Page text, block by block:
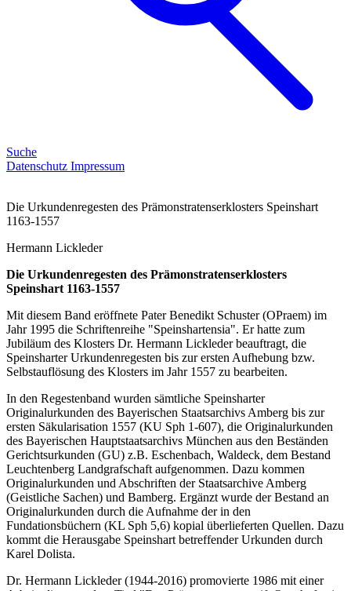
Suche
Datenschutz Impressum
Die Urkundenregesten des Prämonstratenserklosters Speinshart
1163-1557
Hermann Lickleder
Die Urkundenregesten des Prämonstratenserklosters
Speinshart 1163-1557
Mit diesem Band eröffnete Pater Benedikt Schuster (OPraem) im
Jahr 1995 die Schriftenreihe "Speinshartensia". Er hatte zum
Jubiläum des Klosters Dr. Hermann Lickleder beauftragt, die
Speinsharter Urkundenregesten bis zur ersten Aufhebung bzw.
Selbstauflösung des Klosters im Jahr 1557 zu bearbeiten.
In den Regestenband wurden sämtliche Speinsharter
Originalurkunden des Bayerischen Staatsarchivs Amberg bis zur
ersten Säkularisation 1557 (KU Sph 1-607), die Originalurkunden
des Bayerischen Hauptstaatsarchivs München aus den Beständen
Gerichtsurkunden (GU) z.B. Eschenbach, Waldeck, dem Bestand
Leuchtenberg Landgrafschaft aufgenommen. Dazu kommen
Originalurkunden und Abschriften der Staatsarchive Amberg
(Geistliche Sachen) und Bamberg. Ergänzt wurde der Bestand an
Originalurkunden durch die Aufnahme der in den
Fundationsbüchern (KL Sph 5,6) kopial überlieferten Quellen. Dazu
kommt die Herausgabe Speinshart betreffender Urkunden durch
Karel Dolista.
Dr. Hermann Lickleder (1944-2016) promovierte 1986 mit einer